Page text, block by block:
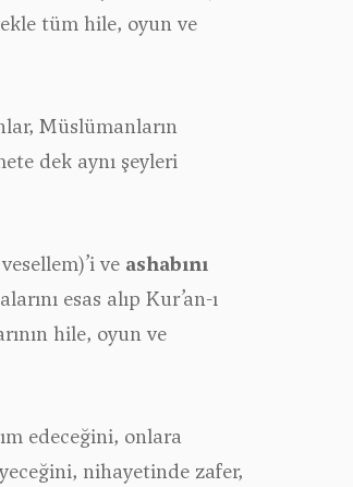
tüm hile, oyun ve
Müslümanların
dek aynı şeyleri
ve ashabını
esas alıp Kur’an-ı
hile, oyun ve
edeceğini, onlara
nihayetinde zafer,